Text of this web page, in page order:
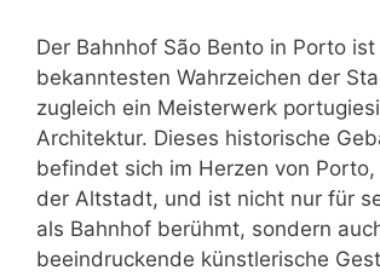
Der Bahnhof São Bento in Porto
bekanntesten Wahrzeichen der
zugleich ein Meisterwerk
Architektur. Dieses historische
befindet sich im Herzen von
der Altstadt, und ist nicht nur für
als Bahnhof berühmt, sondern
beeindruckende künstlerische